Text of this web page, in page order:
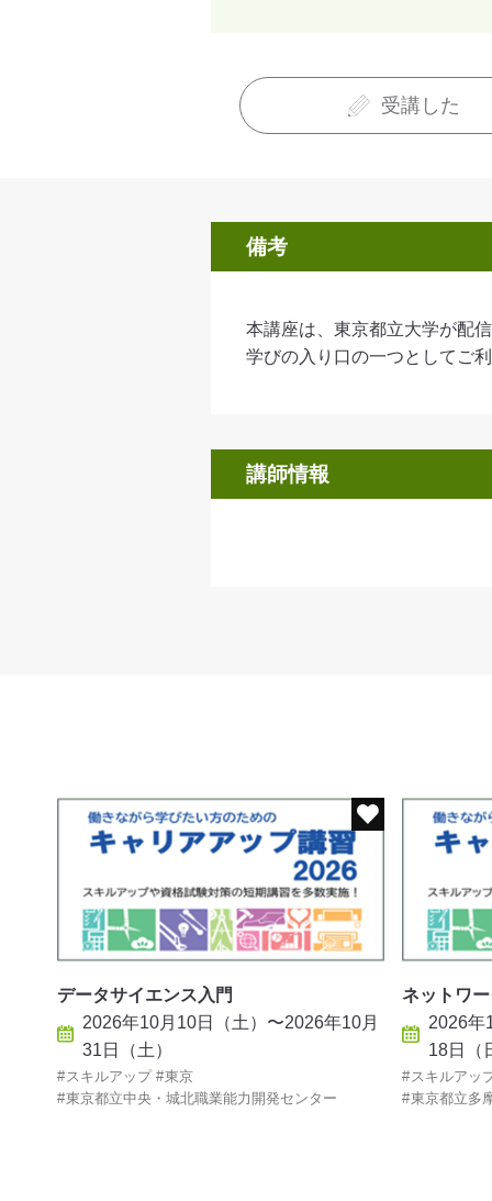
受講した
備考
本講座は、東京都立大学が配
学びの入り口の一つとしてご
講師情報
データサイエンス入門
2026年10月10日（土）〜2026年10月
31日（土）
スキルアップ
東京
東京都立中央・城北職業能力開発センター
ネットワ
2026年
18日（
スキルアッ
東京都立多